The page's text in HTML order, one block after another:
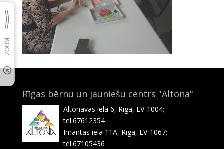
Rīgas bērnu un jauniešu centrs "Altona"
Altonavas iela 6, Rīga, LV-1004;
tel.67612354
Imantas iela 11A, Rīga, LV-1067;
tel.67105436